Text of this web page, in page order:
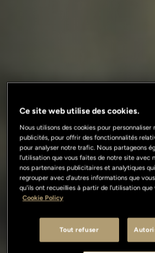
Ce site web utilise des cookies.
Nous utilisons des cookies pour personnaliser
publicités, pour offrir des fonctionnalités
pour analyser notre trafic. Nous partageons
l'utilisation que vous faites de notre site avec
nos partenaires publicitaires et analytiques
regrouper avec d'autres informations que
qu'ils ont recueillies à partir de l'utilisation que
Cookie Policy
Tout refuser